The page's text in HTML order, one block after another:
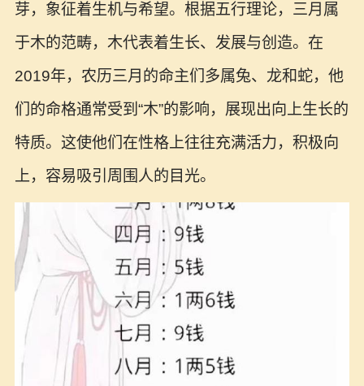
芽，象征着生机与希望。根据五行理论，三月属
于木的范畴，木代表着生长、发展与创造。在
2019年，农历三月的命主们多属兔、龙和蛇，他
们的命格通常受到“木”的影响，展现出向上生长的
特质。这使他们在性格上往往充满活力，积极向
上，容易吸引周围人的目光。